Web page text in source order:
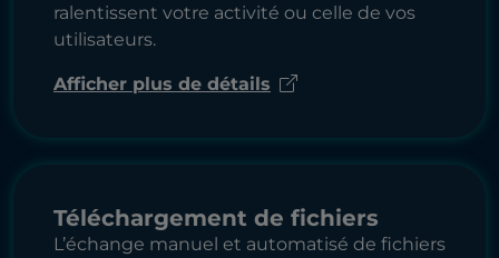
ralentissent votre activité ou celle de vos
utilisateurs.
Afficher plus de détails
Téléchargement de fichiers
L’échange manuel et automatisé de fichiers